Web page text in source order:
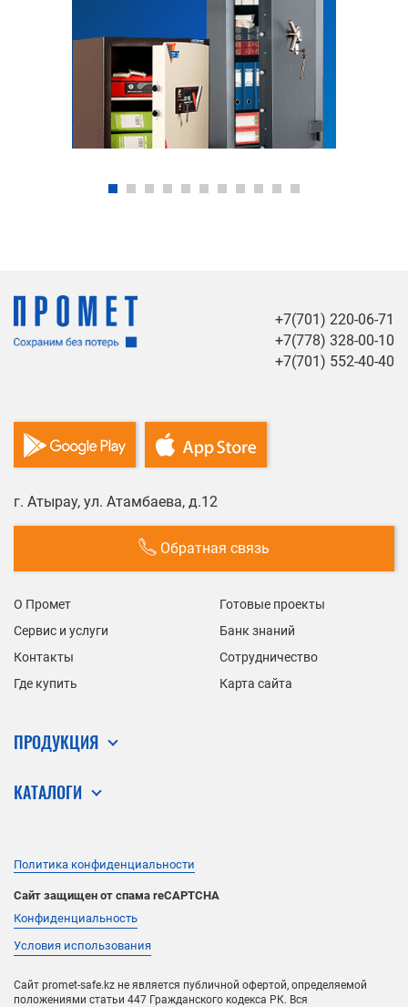
+7(701) 220-06-71
+7(778) 328-00-10
+7(701) 552-40-40
г. Атырау, ул. Атамбаева, д.12
Обратная связь
О Промет
Готовые проекты
Сервис и услуги
Банк знаний
Контакты
Сотрудничество
Где купить
Карта сайта
ПРОДУКЦИЯ
КАТАЛОГИ
Политика конфиденциальности
Сайт защищен от спама reCAPTCHA
Конфиденциальность
Условия использования
Сайт promet-safe.kz не является публичной офертой, определяемой
положениями статьи 447 Гражданского кодекса РК. Вся